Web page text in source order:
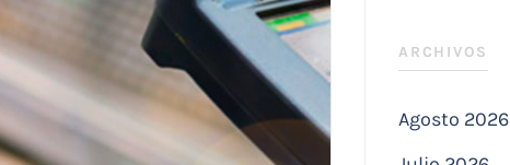
ARCHIVOS
Agosto 2026